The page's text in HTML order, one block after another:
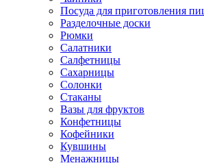
Посуда для приготовления
Разделочные доски
Рюмки
Салатники
Салфетницы
Сахарницы
Солонки
Стаканы
Вазы для фруктов
Конфетницы
Кофейники
Кувшины
Менажницы